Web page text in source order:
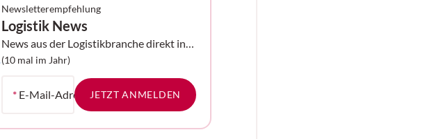
Newsletterempfehlung
Logistik News
News aus der Logistikbranche direkt in
Ihrem Postfach
(10 mal im Jahr)
* E-Mail-AdresseJETZT ANMELDEN